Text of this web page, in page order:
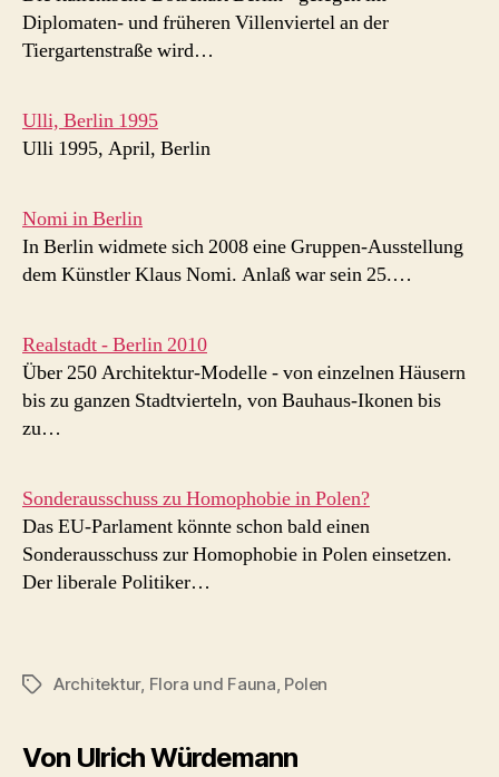
Diplomaten- und früheren Villenviertel an der
Tiergartenstraße wird…
Ulli, Berlin 1995
Ulli 1995, April, Berlin
Nomi in Berlin
In Berlin widmete sich 2008 eine Gruppen-Ausstellung
dem Künstler Klaus Nomi. Anlaß war sein 25.…
Realstadt - Berlin 2010
Über 250 Architektur-Modelle - von einzelnen Häusern
bis zu ganzen Stadtvierteln, von Bauhaus-Ikonen bis
zu…
Sonderausschuss zu Homophobie in Polen?
Das EU-Parlament könnte schon bald einen
Sonderausschuss zur Homophobie in Polen einsetzen.
Der liberale Politiker…
Schlagwörter
Architektur, Flora und Fauna, Polen
Von Ulrich Würdemann